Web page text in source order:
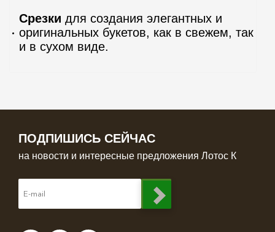
Срезки для создания элегантных и
оригинальных букетов, как в свежем, так
и в сухом виде.
ПОДПИШИСЬ СЕЙЧАС
на новости и интересные предложения Лотос К